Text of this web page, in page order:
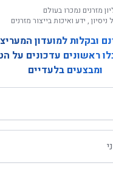
ובקלות למועדון
ראשונים עדכונים על
ומבצעים בלעדיים